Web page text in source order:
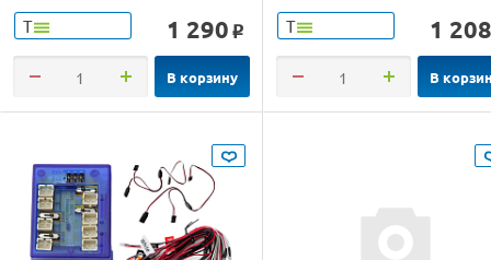
Т 1 290 o
В корзину
Т 1 208
В